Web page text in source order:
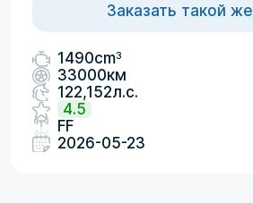
Заказать такой же
1490cm3
33000км
122,152л.с.
4.5
FF
2026-05-23